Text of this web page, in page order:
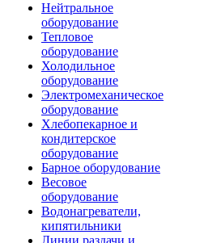
Нейтральное
оборудование
Тепловое
оборудование
Холодильное
оборудование
Электромеханическое
оборудование
Хлебопекарное и
кондитерское
оборудование
Барное оборудование
Весовое
оборудование
Водонагреватели,
кипятильники
Линии раздачи и